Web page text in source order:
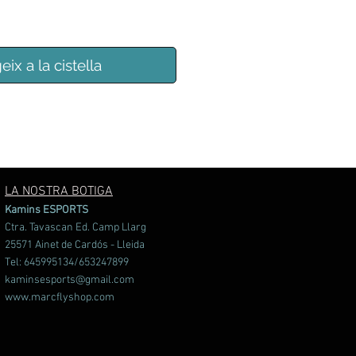
a la cistella
LA NOSTRA BOTIGA
Kamins ESPORTS
Ctra. Tavascan Ed. Camp Llarg
25571 Ainet de Cardós - Lleida
Tel: 645995134/653247899
kaminsesports@gmail.com
www.marcflyshop.com